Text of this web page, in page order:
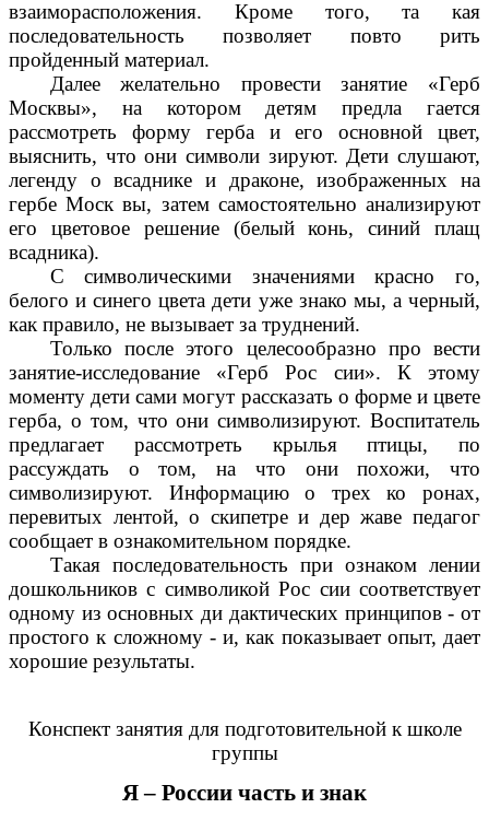
взаиморасположения. Кроме того, та кая
последовательность позволяет повто рить
пройденный материал.
Далее желательно провести занятие «Герб
Москвы», на котором детям предла гается
рассмотреть форму герба и его основной цвет,
выяснить, что они символи зируют. Дети слушают,
легенду о всаднике и драконе, изображенных на
гербе Моск вы, затем самостоятельно анализируют
его цветовое решение (белый конь, синий плащ
всадника).
С символическими значениями красно го,
белого и синего цвета дети уже знако мы, а черный,
как правило, не вызывает за труднений.
Только после этого целесообразно про вести
занятие-исследование «Герб Рос сии». К этому
моменту дети сами могут рассказать о форме и цвете
герба, о том, что они символизируют. Воспитатель
предлагает рассмотреть крылья птицы, по
рассуждать о том, на что они похожи, что
символизируют. Информацию о трех ко ронах,
перевитых лентой, о скипетре и дер жаве педагог
сообщает в ознакомительном порядке.
Такая последовательность при ознаком лении
дошкольников с символикой Рос сии соответствует
одному из основных ди дактических принципов - от
простого к сложному - и, как показывает опыт, дает
хорошие результаты.
Конспект занятия для подготовительной к школе
группы
Я – России часть и знак